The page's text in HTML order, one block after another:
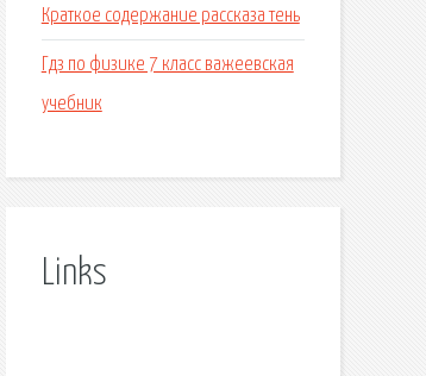
Краткое содержание рассказа тень
Гдз по физике 7 класс важеевская
учебник
Links